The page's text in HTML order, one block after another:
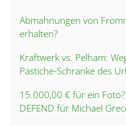
Abmahnungen von
erhalten?
Kraftwerk vs. Pelham:
Pastiche-Schranke des
15.000,00 € für ein
DEFEND für Michael